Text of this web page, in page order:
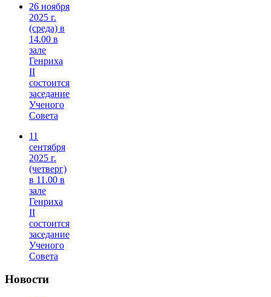
26 ноября
2025 г.
(среда) в
14.00 в
зале
Генриха
II
состоится
заседание
Ученого
Совета
11
сентября
2025 г.
(четверг)
в 11.00 в
зале
Генриха
II
состоится
заседание
Ученого
Совета
Новости